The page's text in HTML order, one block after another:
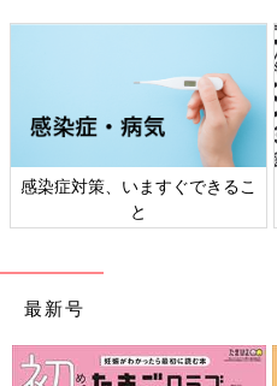
」赤ちゃん・
日本外来小児科
最新号